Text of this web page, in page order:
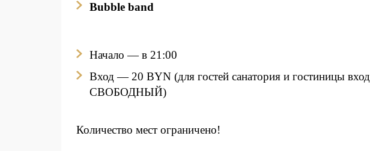
Bubble band
Начало — в 21:00
Вход— 20 BYN (для гостей санатория и гостиницы вход
СВОБОДНЫЙ)
Количество мест ограничено!